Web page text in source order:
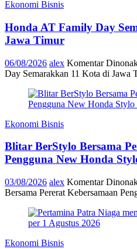
Ekonomi Bisnis
Honda AT Family Day
Jawa Timur
06/08/2026 alex Komentar
Day Semarakkan 11 Kota di Jawa
Ekonomi Bisnis
Blitar BerStylo Bersama
Pengguna New Honda
03/08/2026 alex Komentar
Bersama Pererat Kebersamaan
Ekonomi Bisnis